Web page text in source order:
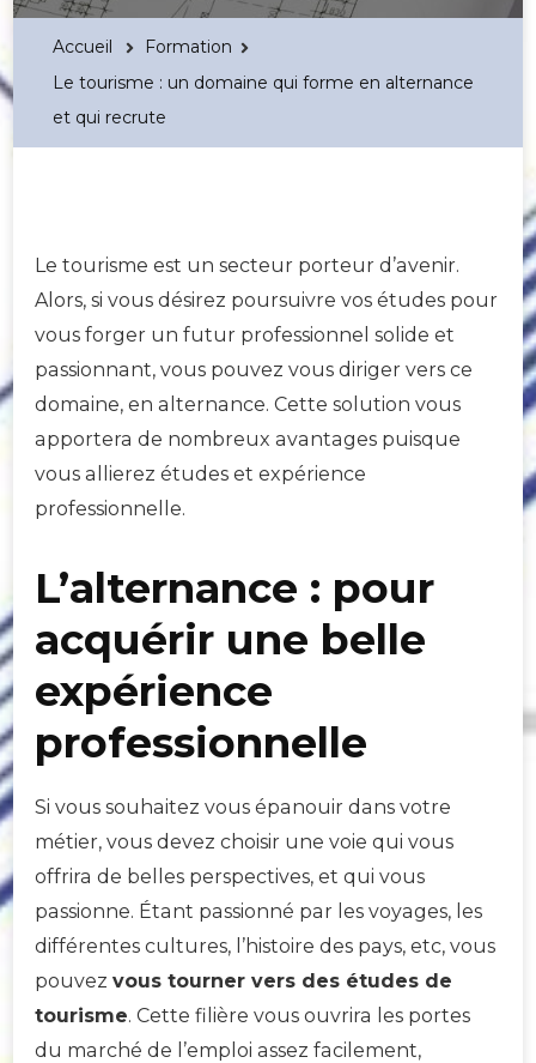
Accueil
Formation
Le tourisme : un domaine qui forme en alternance
et qui recrute
Le tourisme est un secteur porteur d’avenir.
Alors, si vous désirez poursuivre vos études pour
vous forger un futur professionnel solide et
passionnant, vous pouvez vous diriger vers ce
domaine, en alternance. Cette solution vous
apportera de nombreux avantages puisque
vous allierez études et expérience
professionnelle.
L’alternance : pour
acquérir une belle
expérience
professionnelle
Si vous souhaitez vous épanouir dans votre
métier, vous devez choisir une voie qui vous
offrira de belles perspectives, et qui vous
passionne. Étant passionné par les voyages, les
différentes cultures, l’histoire des pays, etc, vous
pouvez vous tourner vers des études de
tourisme. Cette filière vous ouvrira les portes
du marché de l’emploi assez facilement,